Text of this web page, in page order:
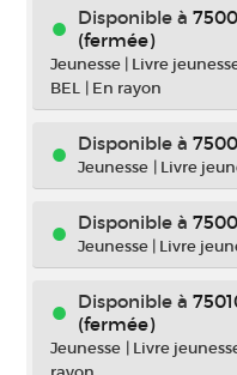
Disponible à
(fermée)
Jeunesse | Livre
BEL | En rayon
Disponible à
Jeunesse | Livre
Disponible à
Jeunesse | Livre
Disponible à
(fermée)
Jeunesse | Livre